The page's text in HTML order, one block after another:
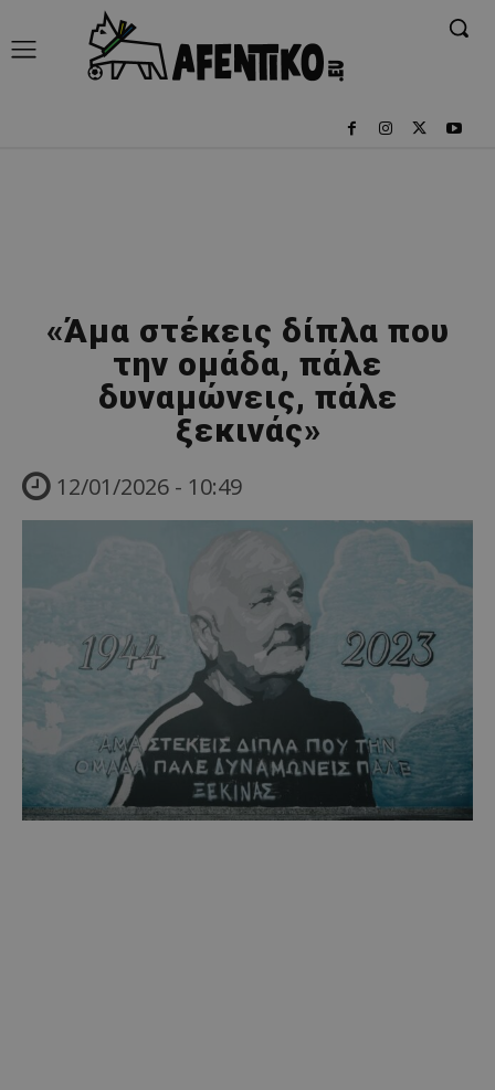
«Άμα στέκεις δίπλα που
την ομάδα, πάλε
δυναμώνεις, πάλε
ξεκινάς»
12/01/2026 - 10:49